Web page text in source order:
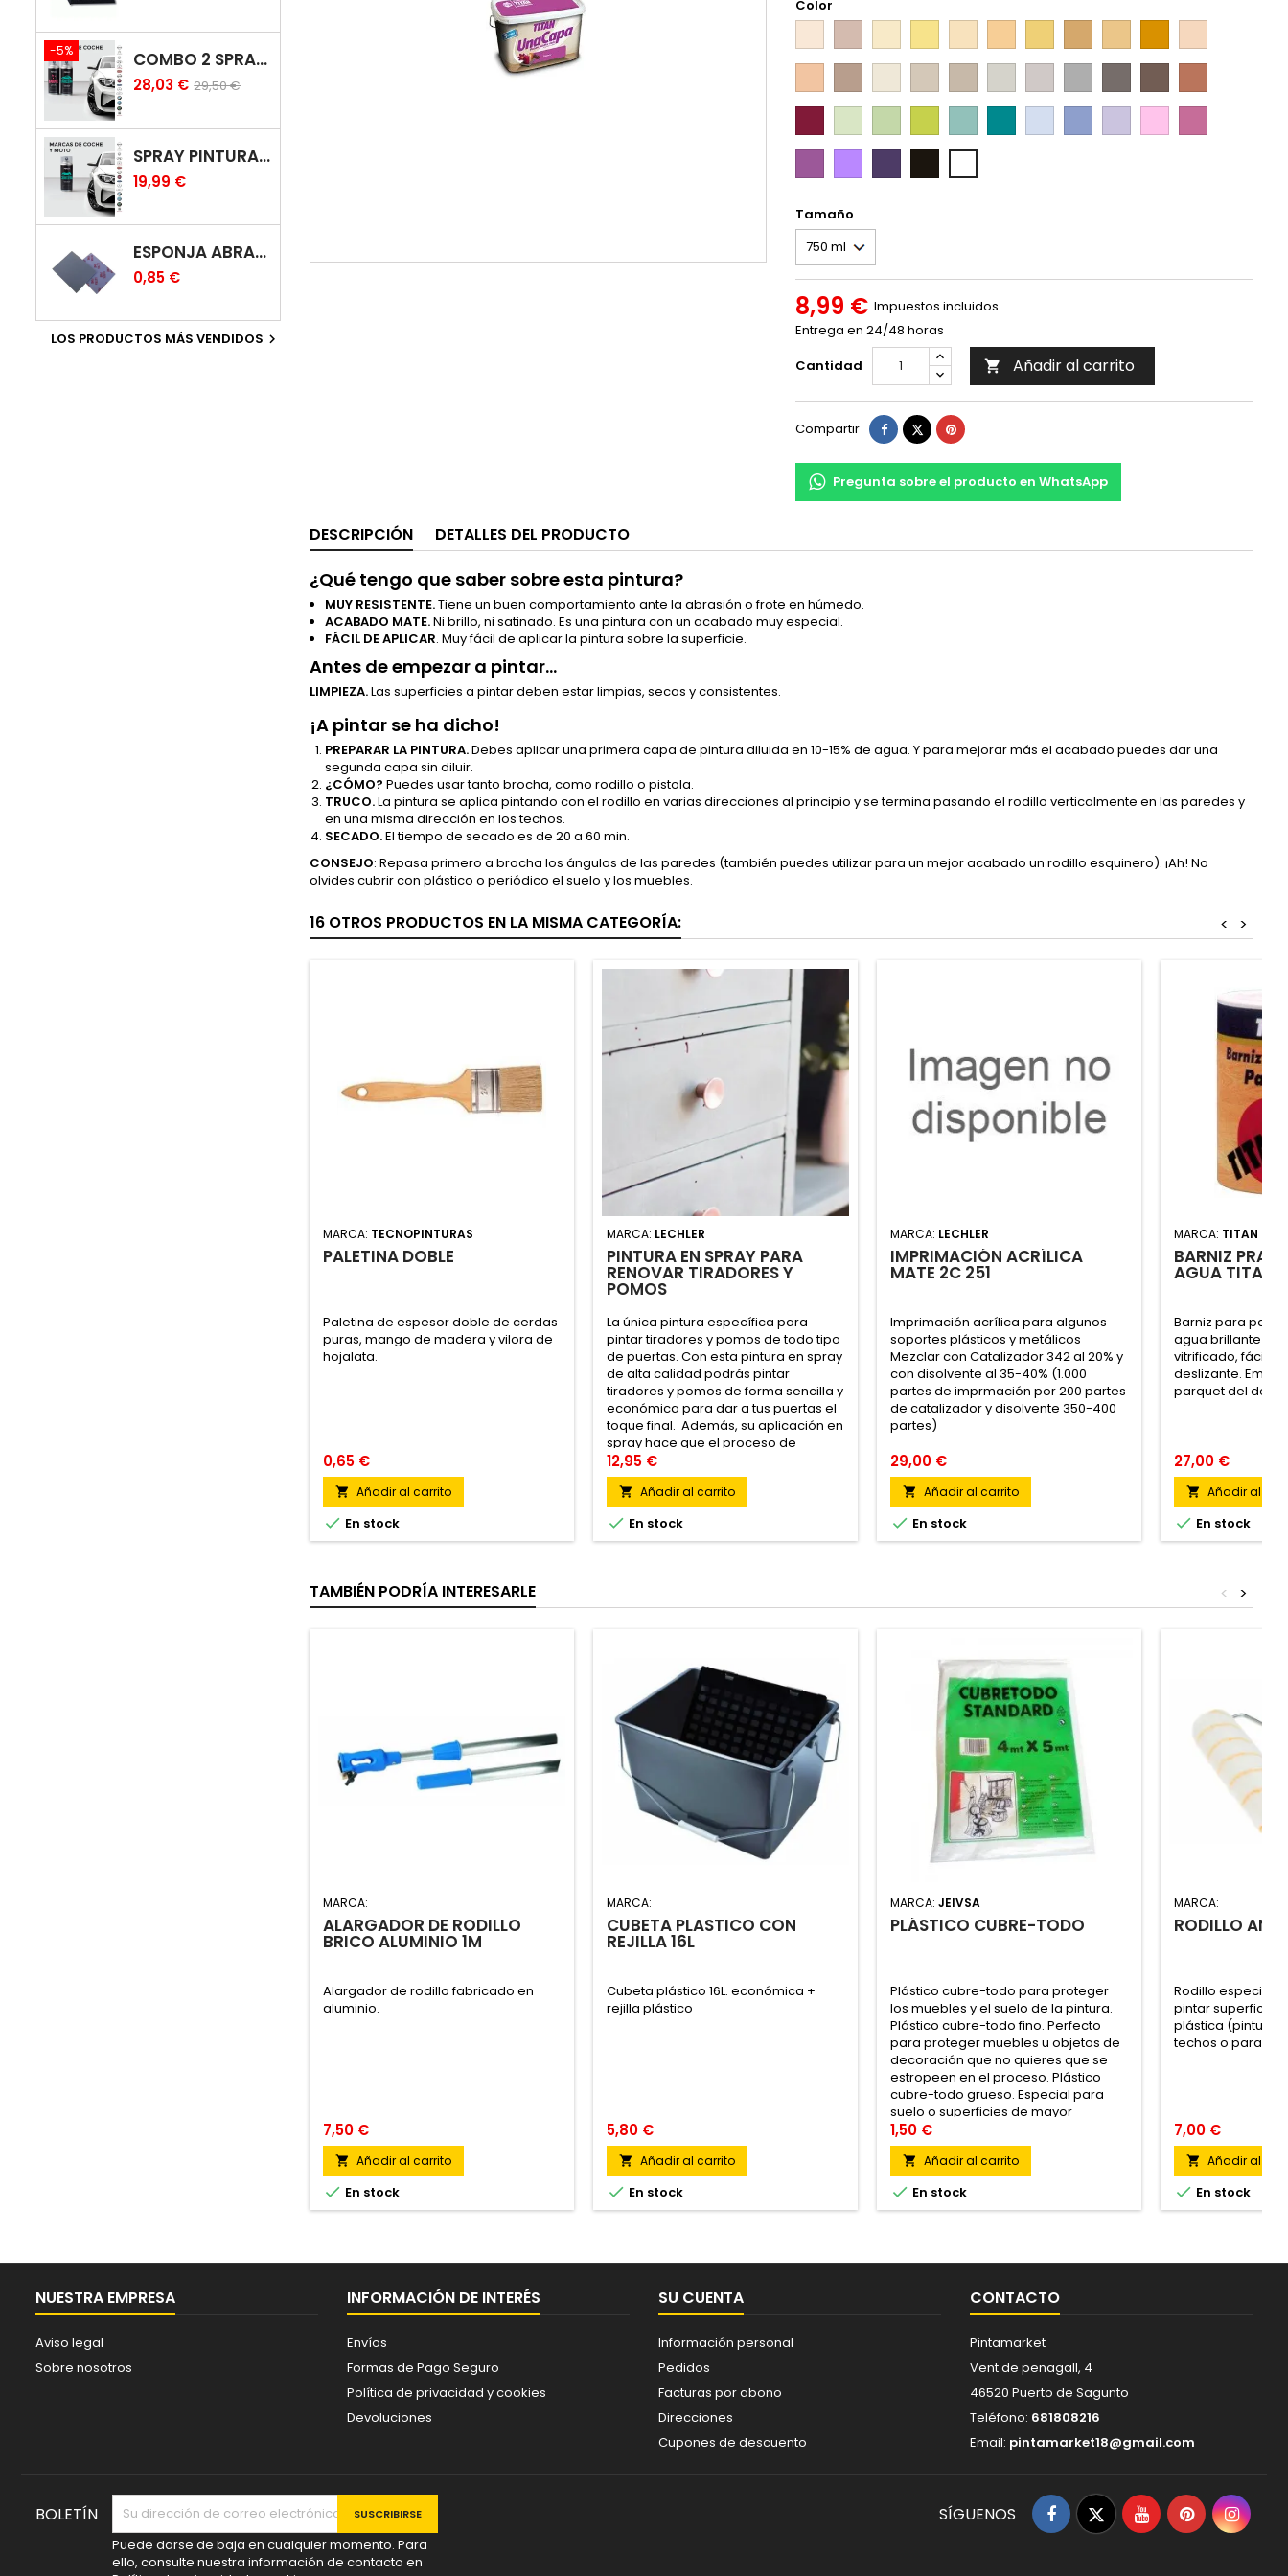
-5% COMBO 2 SPRAY: PINTURA COCHE + BARNIZ CARROCERÍA
28,03 € 29,50 €
SPRAY PINTURA COCHES COLOR ORIGINAL (BICAPA)
19,99 €
ESPONJA ABRASIVA
0,85 €
LOS PRODUCTOS MÁS VENDIDOS 
Color
suave
suave
suave
mediointensoanaranjado suave
suave medio
Suave
Mediointenso
Teja
intensosuave
clorofila
suave
Vintage
Intenso
Tamaño
8,99 € Impuestos incluidos
Entrega en 24/48 horas
Cantidad
 Añadir al carrito
Compartir Compartir
TuitearPinterest
Pregunta sobre el producto en WhatsApp
DESCRIPCIÓN DETALLES DEL PRODUCTO
¿Qué tengo que saber sobre esta pintura?
MUY RESISTENTE.Tiene un buen comportamiento ante la abrasión o frote en húmedo.
ACABADO MATE.Ni brillo, ni satinado. Es una pintura con un acabado muy especial.
FÁCIL DE APLICAR. Muy fácil de aplicar la pintura sobre la superficie.
Antes de empezar a pintar...
LIMPIEZA.Las superficies a pintar deben estar limpias, secas y consistentes.
¡A pintar se ha dicho!
PREPARAR LA PINTURA.Debes aplicar una primera capa de pintura diluida en 10-15% de agua. Y para mejorar más el acabado puedes dar una
segunda capa sin diluir.
¿CÓMO? Puedes usar tanto brocha, como rodillo o pistola.
TRUCO.La pintura se aplica pintando con el rodillo en varias direcciones al principio y se termina pasando el rodillo verticalmente en las paredes y
en una misma dirección en los techos.
SECADO.El tiempo de secado es de 20 a 60 min.
CONSEJO: Repasa primero a brocha los ángulos de las paredes (también puedes utilizar para un mejor acabado un rodillo esquinero). ¡Ah! No
olvides cubrir con plástico o periódico el suelo y los muebles.
16 OTROS PRODUCTOS EN LA MISMA CATEGORÍA: >
<
MARCA: TECNOPINTURAS
PALETINA DOBLE
Paletina de espesor doble de cerdas
puras, mango de madera y vilora de
hojalata.
0,65 €
 Añadir al carrito
 En stock
MARCA: LECHLER
PINTURA EN SPRAY PARA
RENOVAR TIRADORES Y
POMOS
La única pintura específica para
pintar tiradores y pomos de todo tipo
de puertas. Con esta pintura en spray
de alta calidad podrás pintar
tiradores y pomos de forma sencilla y
económica para dar a tus puertas el
toque final. Además, su aplicación en
spray hace que el proceso de
pintarlos sea más fácil y rápido.
12,95 €
 Añadir al carrito
 En stock
MARCA: LECHLER
IMPRIMACIÓN ACRÍLICA
MATE 2C 251
Imprimación acrílica para algunos
soportes plásticos y metálicos
Mezclar con Catalizador 342 al 20% y
con disolvente al 35-40% (1.000
partes de imprmación por 200 partes
de catalizador y disolvente 350-400
partes)
29,00 €
 Añadir al carrito
 En stock
MARCA: TITAN
BARNIZ PRA
AGUA
Barniz para
agua brillante sin
vitrificado, fácil
deslizante.
parquet del
27,00 €
 Añadir al
 En stock
TAMBIÉN PODRÍA INTERESARLE >
<
MARCA:
ALARGADOR DE RODILLO
BRICO ALUMINIO 1M
Alargador de rodillo fabricado en
aluminio.
7,50 €
 Añadir al carrito
 En stock
MARCA:
CUBETA PLASTICO CON
REJILLA 16L
Cubeta plástico 16L. económica +
rejilla plástico
5,80 €
 Añadir al carrito
 En stock
MARCA: JEIVSA
PLÁSTICO CUBRE-TODO
Plástico cubre-todo para proteger
los muebles y el suelo de la pintura.
Plástico cubre-todo fino. Perfecto
para proteger muebles u objetos de
decoración que no quieres que se
estropeen en el proceso. Plástico
cubre-todo grueso. Especial para
suelo o superficies de mayor
desgaste. Tamaño Plus: 5 x 4 m.
1,50 €
 Añadir al carrito
 En stock
MARCA:
RODILLO
Rodillo
pintar superficies
plástica (pintura
techos o para
7,00 €
 Añadir al
 En stock
NUESTRA EMPRESA
Aviso legal
Sobre nosotros
INFORMACIÓN DE INTERÉS
Envíos
Formas de Pago Seguro
Política de privacidad y cookies
Devoluciones
SU CUENTA
Información personal
Pedidos
Facturas por abono
Direcciones
Cupones de descuento
CONTACTO
Pintamarket
Vent de penagall, 4
46520 Puerto de Sagunto
Teléfono: 681808216
Email: pintamarket18@gmail.com
BOLETÍN
Puede darse de baja en cualquier momento. Para
ello, consulte nuestra información de contacto en
Facebook
TwitterYouTubePinterest
SÍGUENOS